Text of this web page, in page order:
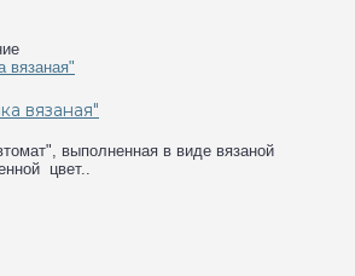
вязаная"
выполненная в виде вязаной
цвет..